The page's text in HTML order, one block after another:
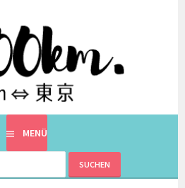
⇔ 東京
MIT EINEM JAPANER.
MENÜ